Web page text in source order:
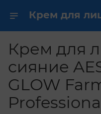
Крем для
сияние
GLOW